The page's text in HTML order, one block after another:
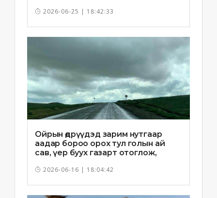
2026-06-25 | 18:42:33
Ойрын өдрүүдэд зарим нутгаар
аадар бороо орох тул голын ай
сав, үер буух газарт отоглож,
2026-06-16 | 18:04:42